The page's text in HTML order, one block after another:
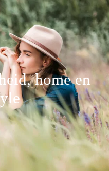
home en